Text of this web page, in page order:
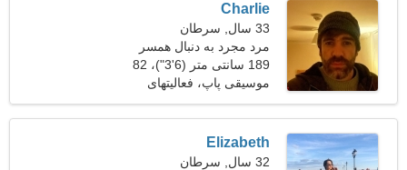
Charlie
33 سال, سرطان
مرد مجرد به دنبال همسر
189 سانتی متر (6'3")، 82
کیلوگرم (180 پوند)
موسیقی پاپ، فعالیتهای
ورزشی
Elizabeth
32 سال, سرطان